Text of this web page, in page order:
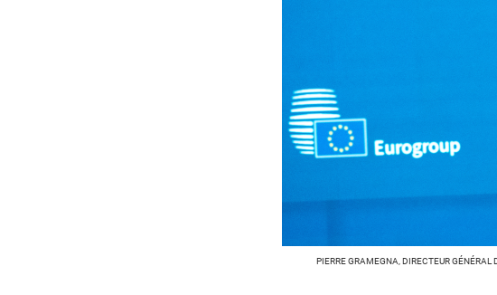
PIERRE GRAMEGNA, DIRECTEUR